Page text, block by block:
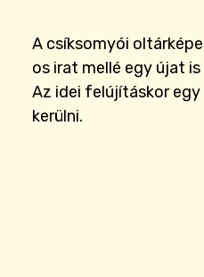
A csíksomyói
os irat mellé egy újat
Az idei felújításkor
kerülni.